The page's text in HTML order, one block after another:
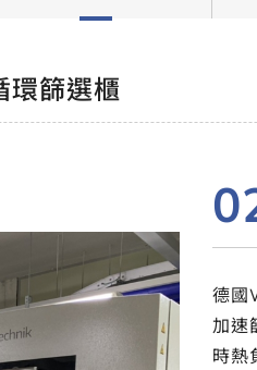
環篩選櫃
德國
加速
時熱